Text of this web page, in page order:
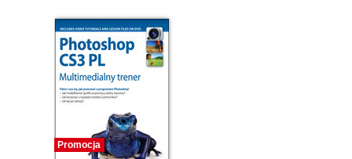
Promocja